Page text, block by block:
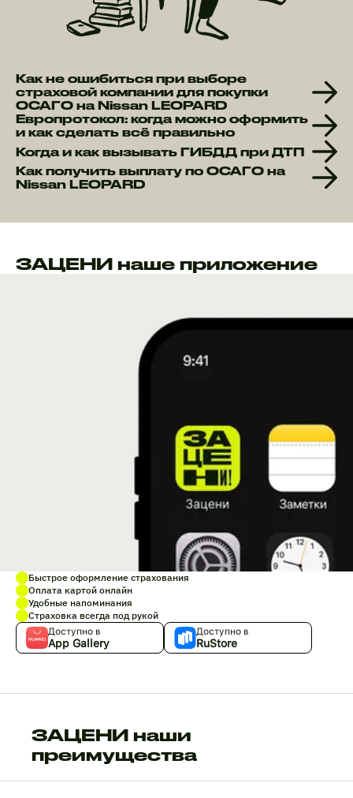
Как не ошибиться при выборе
страховой компании для покупки
ОСАГО на Nissan LEOPARD
Европротокол: когда можно оформить
и как сделать всё правильно
Когда и как вызывать ГИБДД при ДТП
Как получить выплату по ОСАГО на
Nissan LEOPARD
ЗАЦЕНИ наше приложение
Быстрое оформление страхования
Оплата картой онлайн
Удобные напоминания
Страховка всегда под рукой
Доступно в
App Gallery
Доступно в
RuStore
ЗАЦЕНИ наши
преимущества